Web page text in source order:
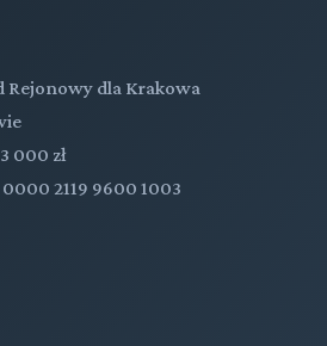
Rejonowy dla Krakowa
000 zł
0000 2119 9600 1003